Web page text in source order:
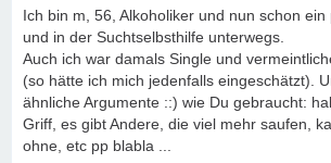
Ich bin m, 56, Alkoholiker und nun schon
und in der Suchtselbsthilfe unterwegs.
Auch ich war damals Single und
(so hätte ich mich jedenfalls eingeschätzt).
ähnliche Argumente ::) wie Du gebraucht:
Griff, es gibt Andere, die viel mehr saufen,
ohne, etc pp blabla ...